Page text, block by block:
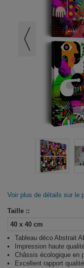
Voir plus de détails sur le
Taille ::
Tableau déco Abstrait
Impression haute
Châssis écologique en
Excellent rapport